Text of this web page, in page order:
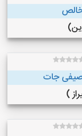
صیفی جات